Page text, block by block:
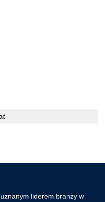
liderem branży w